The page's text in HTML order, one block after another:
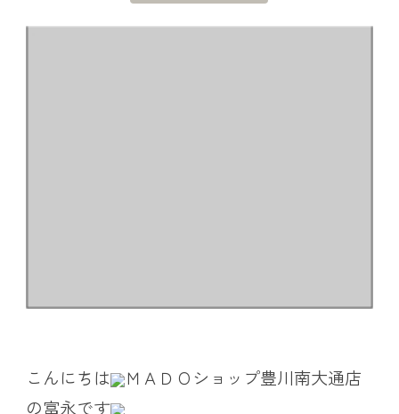
こんにちは ＭＡＤＯショップ豊川南大通店
の富永です